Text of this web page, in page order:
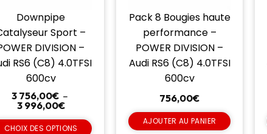
Downpipe
Sport –
DIVISION –
RS6 (C8) 4.0TFSI
600cv
3 756,00€ –
3 996,00€
CHOIX DES OPTIONS
Pack 8 Bougies haute
performance –
POWER DIVISION –
Audi RS6 (C8) 4.0TFSI
600cv
756,00€
AJOUTER AU PANIER